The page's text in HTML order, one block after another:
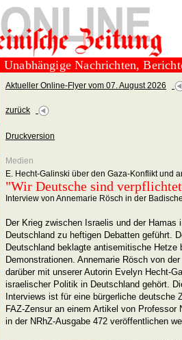
Unabhängige Nachrichten,
Aktueller Online-Flyer vom 07. August 2026
zurück
Druckversion
Medien
E. Hecht-Galinski über den Gaza-Konflikt und
"Wir Deutsche sind
Interview von Annemarie Rösch in der
Der Krieg zwischen Israelis und der Hamas
Deutschland zu heftigen Debatten geführt.
Deutschland beklagte antisemitische Hetze
Demonstrationen. Annemarie Rösch von
darüber mit unserer Autorin Evelyn Hecht-
israelischer Politik in Deutschland gehört.
Interviews ist für eine bürgerliche deutsche
FAZ-Zensur an einem Artikel von Professor
in der NRhZ-Ausgabe 472 veröffentlichen